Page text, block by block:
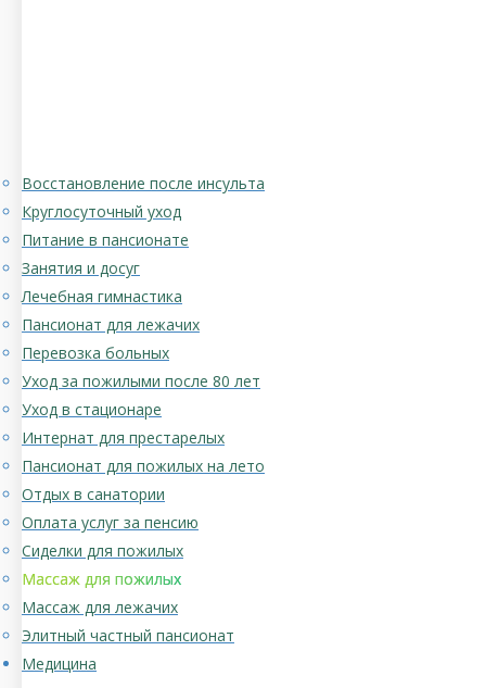
Восстановление после инсульта
Круглосуточный уход
Питание в пансионате
Занятия и досуг
Лечебная гимнастика
Пансионат для лежачих
Перевозка больных
Уход за пожилыми после 80 лет
Уход в стационаре
Интернат для престарелых
Пансионат для пожилых на лето
Отдых в санатории
Оплата услуг за пенсию
Сиделки для пожилых
Массаж для пожилых
Массаж для лежачих
Элитный частный пансионат
Медицина